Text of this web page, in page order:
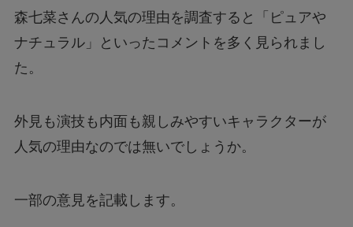
森七菜さんの人気の理由を調査すると「ピュアや
ナチュラル」といったコメントを多く見られまし
た。
外見も演技も内面も親しみやすいキャラクターが
人気の理由なのでは無いでしょうか。
一部の意見を記載します。